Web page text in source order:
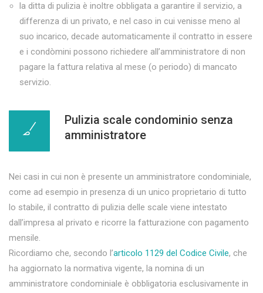
la ditta di pulizia è inoltre obbligata a garantire il servizio, a
differenza di un privato, e nel caso in cui venisse meno al
suo incarico, decade automaticamente il contratto in essere
e i condòmini possono richiedere all’amministratore di non
pagare la fattura relativa al mese (o periodo) di mancato
servizio.
Pulizia scale condominio senza
amministratore
Nei casi in cui non è presente un amministratore condominiale,
come ad esempio in presenza di un unico proprietario di tutto
lo stabile, il contratto di pulizia delle scale viene intestato
dall’impresa al privato e ricorre la fatturazione con pagamento
mensile.
Ricordiamo che, secondo l’articolo 1129 del Codice Civile, che
ha aggiornato la normativa vigente, la nomina di un
amministratore condominiale è obbligatoria esclusivamente in